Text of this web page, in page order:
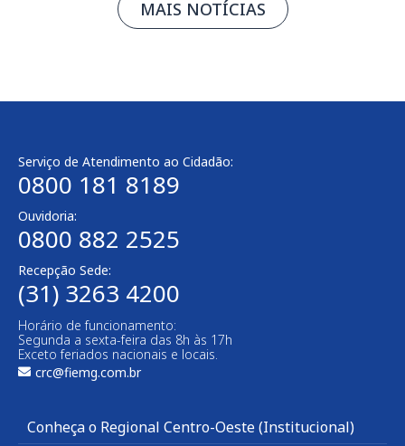
MAIS NOTÍCIAS
Serviço de Atendimento ao Cidadão:
0800 181 8189
Ouvidoria:
0800 882 2525
Recepção Sede:
(31) 3263 4200
Horário de funcionamento:
Segunda a sexta-feira das 8h às 17h
Exceto feriados nacionais e locais.
crc@fiemg.com.br
Conheça o Regional Centro-Oeste (Institucional)